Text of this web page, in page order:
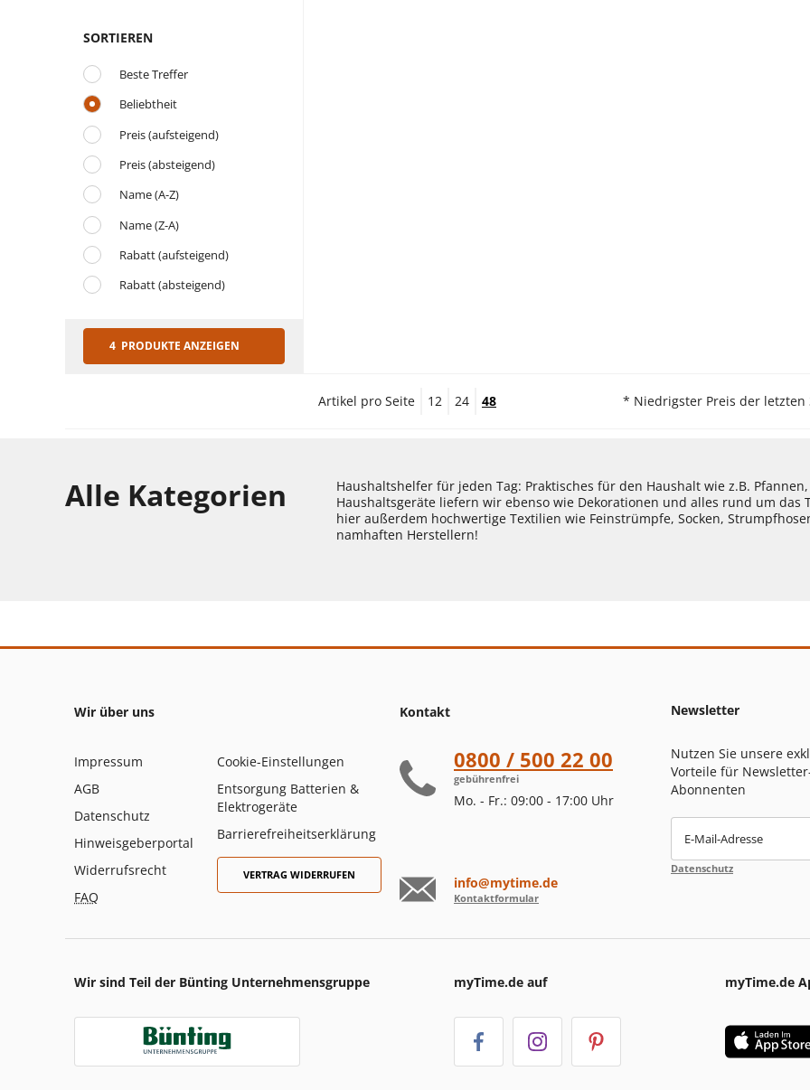
SORTIEREN
Beste Treffer
Beliebtheit
Preis (aufsteigend)
Preis (absteigend)
Name (A-Z)
Name (Z-A)
Rabatt (aufsteigend)
Rabatt (absteigend)
4 PRODUKTE ANZEIGEN
Artikel pro Seite 12 24 48 * Niedrigster Preis der letzten
Alle Kategorien
Haushaltshelfer für jeden Tag: Praktisches für den Haushalt wie z.B.
Haushaltsgeräte liefern wir ebenso wie Dekorationen und alles rund um das
hier außerdem hochwertige Textilien wie Feinstrümpfe, Socken,
namhaften Herstellern!
Wir über uns
Impressum
AGB
Datenschutz
Hinweisgeberportal
Widerrufsrecht
FAQ
Cookie-Einstellungen
Entsorgung Batterien &
Elektrogeräte
Barrierefreiheitserklärung
VERTRAG WIDERRUFEN
Kontakt
0800 / 500 22 00
gebührenfrei
Mo. - Fr.: 09:00 - 17:00 Uhr
info@mytime.de
Kontaktformular
Newsletter
Nutzen Sie unsere
Vorteile für
Abonnenten
E-Mail-Adresse
Datenschutz
Wir sind Teil der Bünting Unternehmensgruppe myTime.de auf myTime.de